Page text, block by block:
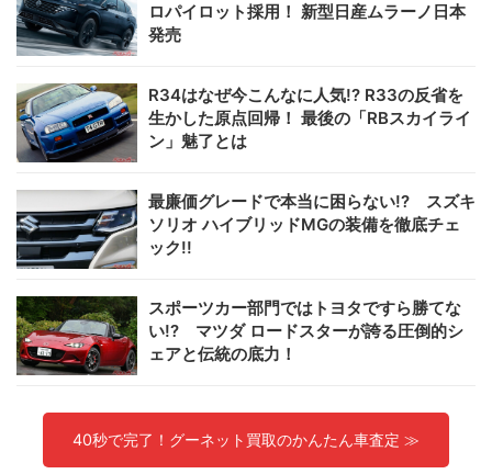
ロパイロット採用！ 新型日産ムラーノ日本
発売
R34はなぜ今こんなに人気!? R33の反省を
生かした原点回帰！ 最後の「RBスカイライ
ン」魅了とは
最廉価グレードで本当に困らない!? スズキ
ソリオ ハイブリッドMGの装備を徹底チェ
ック!!
スポーツカー部門ではトヨタですら勝てな
い!? マツダ ロードスターが誇る圧倒的シ
ェアと伝統の底力！
40秒で完了！グーネット買取のかんたん車査定 ≫